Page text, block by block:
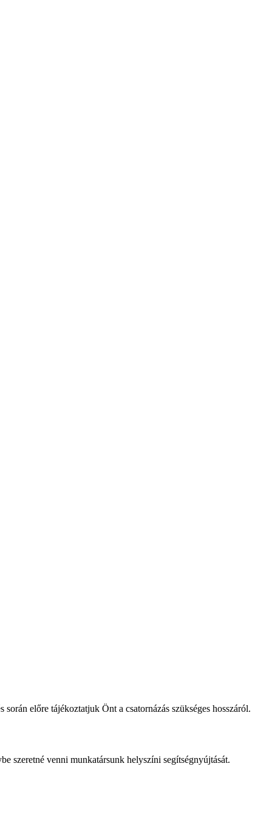
előre tájékoztatjuk Önt a csatornázás szükséges hosszáról.
szeretné venni munkatársunk helyszíni segítségnyújtását.